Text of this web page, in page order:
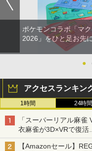
ポケモンコラボ「マ
2026」をひと足お先
●
アクセスランキン
1時間 24時間
「スーパーリアル麻
衣麻雀が3D×VRで復活
発売から2週間は20%
【Amazonセール】